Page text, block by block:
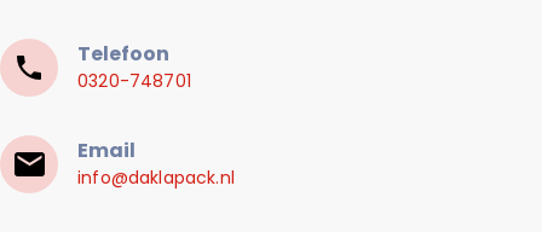
Telefoon
0320-748701
Email
info@daklapack.nl